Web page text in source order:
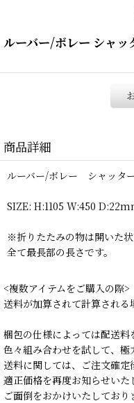
ルーバー/ボレー シャッ
商品詳細
ルーバー/ボレー シャッタ
SIZE: H:1105 W:450
※折りたたみの物は開いた
全て最長部の長さです。
<複数アイテムをご購入の際>
送料が加算されて計算される
梱包の仕様によっては配送料
色々組み合わせを試して、極
送料に関しては、ご注文確
適正価格を再度お知らせいた
ご面倒をおかけいたしており